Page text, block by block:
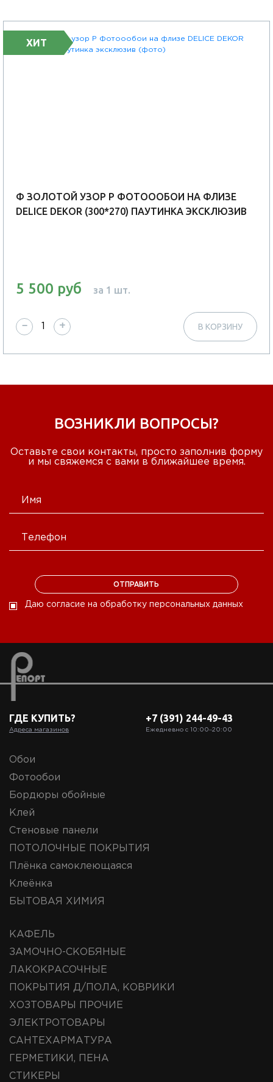
ХИТ
Ф ЗОЛОТОЙ УЗОР Р ФОТОООБОИ НА ФЛИЗЕ
DELICE DEKOR (300*270) ПАУТИНКА ЭКСКЛЮЗИВ
5 500 руб за 1 шт.
− + В КОРЗИНУ
ВОЗНИКЛИ ВОПРОСЫ?
Оставьте свои контакты, просто заполнив форму
и мы свяжемся с вами в ближайшее время.
Даю согласие на обработку персональных данных
ГДЕ КУПИТЬ?
Адреса магазинов
+7 (391) 244-49-43
Ежедневно с 10:00‒20:00
Обои
Фотообои
Бордюры обойные
Клей
Стеновые панели
ПОТОЛОЧНЫЕ ПОКРЫТИЯ
Плёнка самоклеющаяся
Клеёнка
БЫТОВАЯ ХИМИЯ
КАФЕЛЬ
ЗАМОЧНО-СКОБЯНЫЕ
ЛАКОКРАСОЧНЫЕ
ПОКРЫТИЯ Д/ПОЛА, КОВРИКИ
ХОЗТОВАРЫ ПРОЧИЕ
ЭЛЕКТРОТОВАРЫ
САНТЕХАРМАТУРА
ГЕРМЕТИКИ, ПЕНА
СТИКЕРЫ